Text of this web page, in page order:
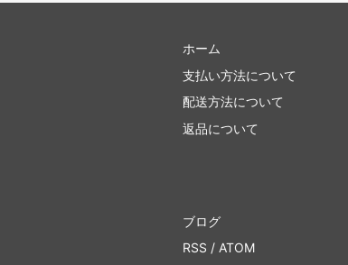
ホーム
支払い方法について
配送方法について
返品について
ブログ
RSS / ATOM